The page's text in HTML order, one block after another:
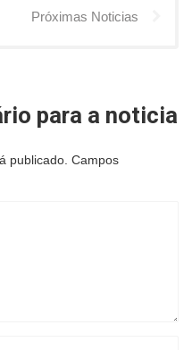
Próximas Noticias
para a noticia
publicado. Campos